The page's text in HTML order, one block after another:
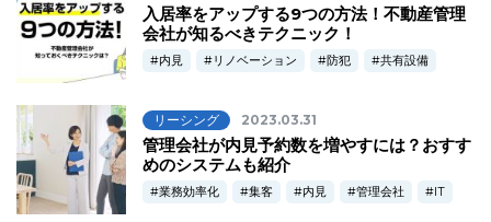
入居率をアップする9つの方法！不動産管理
会社が知るべきテクニック！
内見 リノベーション 防犯 共有設備
リーシング 2023.03.31
管理会社が内見予約数を増やすには？おすす
めのシステムも紹介
業務効率化 集客 内見 管理会社 IT